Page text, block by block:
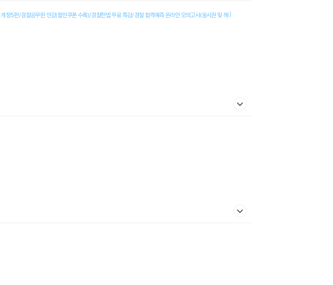
개정5판/경찰공무원 인강(할인쿠폰 수록)/경찰헌법 무료 특강/경찰 합격예측 온라인 모의고사(응시권 및 해]